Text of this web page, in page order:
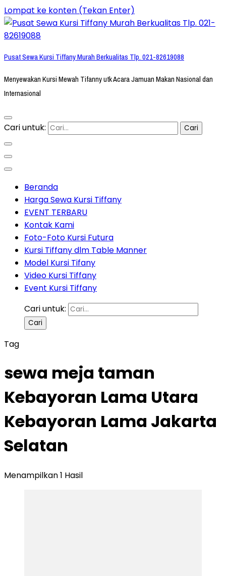
Lompat ke konten (Tekan Enter)
Pusat Sewa Kursi Tiffany Murah Berkualitas Tlp. 021-82619088
Menyewakan Kursi Mewah Tifanny utk Acara Jamuan Makan Nasional dan
Internasional
Cari untuk:
Beranda
Harga Sewa Kursi Tiffany
EVENT TERBARU
Kontak Kami
Foto-Foto Kursi Futura
Kursi Tiffany dlm Table Manner
Model Kursi Tifany
Video Kursi Tiffany
Event Kursi Tiffany
Cari untuk:
Tag
sewa meja taman
Kebayoran Lama Utara
Kebayoran Lama Jakarta
Selatan
Menampilkan 1 Hasil